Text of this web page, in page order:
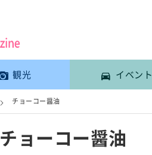
観光 イベント
チョーコー醤油
チョーコー醤油